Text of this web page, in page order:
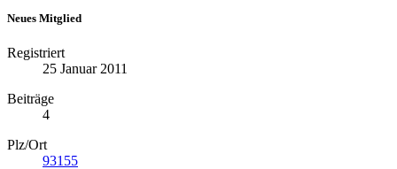
Neues Mitglied
Registriert
25 Januar 2011
Beiträge
4
Plz/Ort
93155